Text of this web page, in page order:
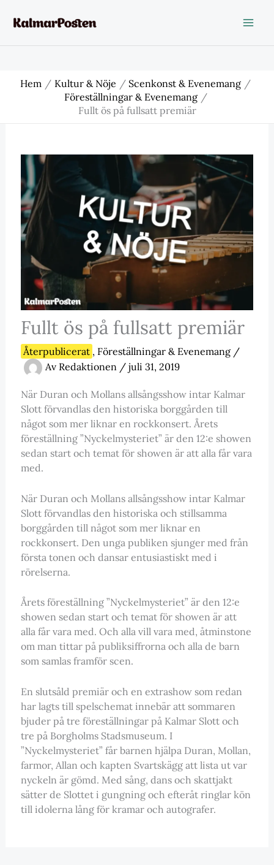
Hem Kultur & Nöje
Scenkonst & Evenemang
Föreställningar & Evenemang
Fullt ös på fullsatt premiär
Fullt ös på fullsatt premiär
Återpublicerat , Föreställningar & Evenemang/
Av Redaktionen / juli 31, 2019
När Duran och Mollans allsångsshow intar Kalmar
Slott förvandlas den historiska borggården till
något som mer liknar en rockkonsert. Årets
föreställning ”Nyckelmysteriet” är den 12:e showen
sedan start och temat för showen är att alla får vara
med.
När Duran och Mollans allsångsshow intar Kalmar
Slott förvandlas den historiska och stillsamma
borggården till något som mer liknar en
rockkonsert. Den unga publiken sjunger med från
första tonen och dansar entusiastiskt med i
rörelserna.
Årets föreställning ”Nyckelmysteriet” är den 12:e
showen sedan start och temat för showen är att
alla får vara med. Och alla vill vara med, åtminstone
om man tittar på publiksiffrorna och alla de barn
som samlas framför scen.
En slutsåld premiär och en extrashow som redan
har lagts till spelschemat innebär att sommaren
bjuder på tre föreställningar på Kalmar Slott och
tre på Borgholms Stadsmuseum. I
”Nyckelmysteriet” får barnen hjälpa Duran, Mollan,
farmor, Allan och kapten Svartskägg att lista ut var
nyckeln är gömd. Med sång, dans och skattjakt
sätter de Slottet i gungning och efteråt ringlar kön
till idolerna lång för kramar och autografer.